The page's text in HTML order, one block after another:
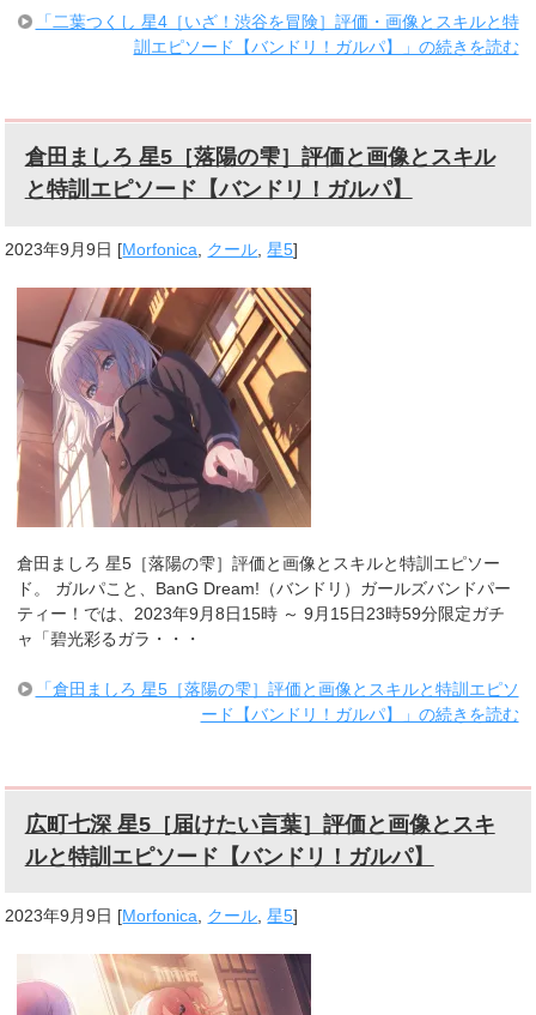
「二葉つくし 星4［いざ！渋谷を冒険］評価・画像とスキルと特
訓エピソード【バンドリ！ガルパ】」の続きを読む
倉田ましろ 星5［落陽の雫］評価と画像とスキル
と特訓エピソード【バンドリ！ガルパ】
2023年9月9日 [Morfonica クール ,星5]
倉田ましろ 星5［落陽の雫］評価と画像とスキルと特訓エピソー
ド。 ガルパこと、BanG Dream!（バンドリ）ガールズバンドパー
ティー！では、2023年9月8日15時 ～ 9月15日23時59分限定ガチ
ャ「碧光彩るガラ・・・
「倉田ましろ 星5［落陽の雫］評価と画像とスキルと特訓エピソ
ード【バンドリ！ガルパ】」の続きを読む
広町七深 星5［届けたい言葉］評価と画像とスキ
ルと特訓エピソード【バンドリ！ガルパ】
2023年9月9日 [Morfonica クール ,星5]